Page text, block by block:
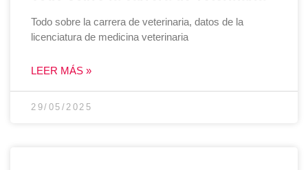
Todo sobre la carrera de veterinaria, datos de la
licenciatura de medicina veterinaria
LEER MÁS »
29/05/2025